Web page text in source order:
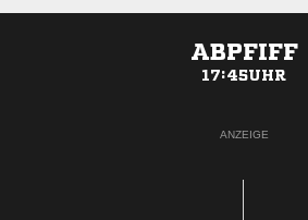
ABPFIFF
17:45UHR
ANZEIGE